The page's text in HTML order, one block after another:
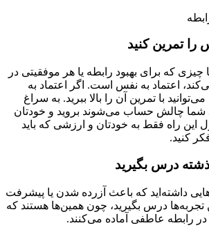
را تمرین کنید
چیزی که برای بهبود رابطه یا هر موفقیتی در
اعتماد به نفس است. اگر اعتماد به
با تمرین آن را بالا ببرید. به سراغ
شما چالش حساب می‌شوند بروید و خودتان
این راه فقط به خودتان و ارزشی که باید
کنید.
درس بگیرید
داشته‌اید که باعث آزرده شدن یا پیشرفت
درس بگیرید، چون همین‌ها هستند که
رابطه عاطفی آماده می‌کنند.